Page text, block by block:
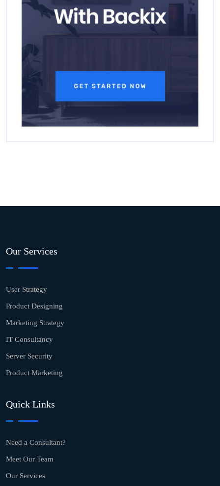
Our Services
User Strategy
Product Designing
Marketing Strategy
IT Consultancy
Server Security
Product Marketing
Quick Links
Need a Consultant?
Meet Our Team
Our Services